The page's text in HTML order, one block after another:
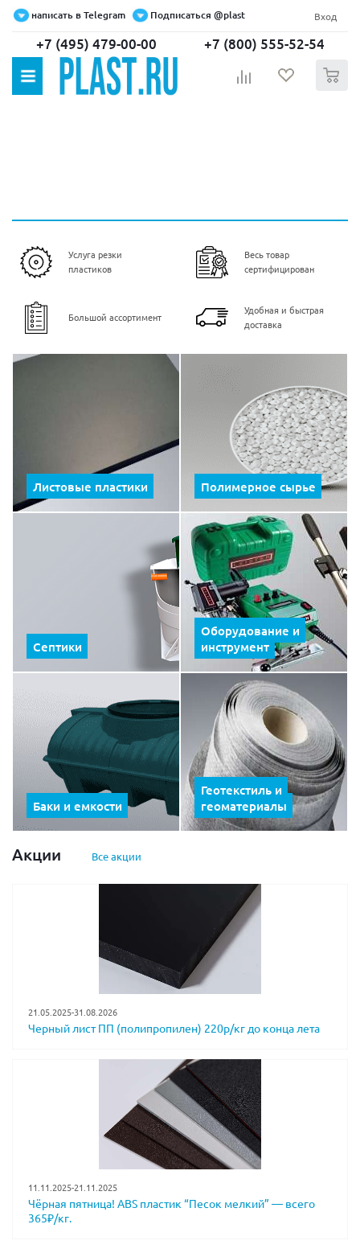
написать в Telegram Подписаться @plast Вход
+7 (495) 479-00-00 +7 (800) 555-52-54
Услуга резки
пластиков
Весь товар
сертифицирован
Большой ассортимент
Удобная и быстрая
доставка
Листовые пластики Полимерное сырье
Септики
Оборудование и
инструмент
Баки и емкости
Геотекстиль и
геоматериалы
Акции Все акции
21.05.2025-31.08.2026
Черный лист ПП (полипропилен) 220р/кг до конца лета
11.11.2025-21.11.2025
Чёрная пятница! ABS пластик “Песок мелкий” — всего
365₽/кг.